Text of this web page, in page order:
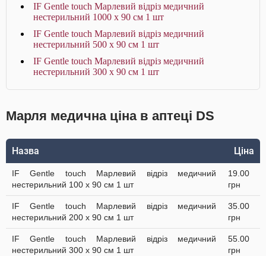
IF Gentle touch Марлевий відріз медичний
нестерильний 1000 х 90 см 1 шт
IF Gentle touch Марлевий відріз медичний
нестерильний 500 х 90 см 1 шт
IF Gentle touch Марлевий відріз медичний
нестерильний 300 х 90 см 1 шт
Марля медична ціна в аптеці DS
Назва Ціна
IF Gentle touch Марлевий відріз медичний
нестерильний 100 х 90 см 1 шт
19.00
грн
IF Gentle touch Марлевий відріз медичний
нестерильний 200 х 90 см 1 шт
35.00
грн
IF Gentle touch Марлевий відріз медичний
нестерильний 300 х 90 см 1 шт
55.00
грн